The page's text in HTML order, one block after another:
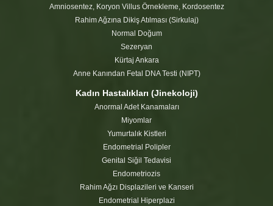
Amniosentez, Koryon Villus Örnekleme, Kordosentez
Rahim Ağzına Dikiş Atılması (Sirkulaj)
Normal Doğum
Sezeryan
Kürtaj Ankara
Anne Kanından Fetal DNA Testi (NIPT)
Kadın Hastalıkları (Jinekoloji)
Anormal Adet Kanamaları
Miyomlar
Yumurtalık Kistleri
Endometrial Polipler
Genital Siğil Tedavisi
Endometriozis
Rahim Ağzı Displazileri ve Kanseri
Endometrial Hiperplazi